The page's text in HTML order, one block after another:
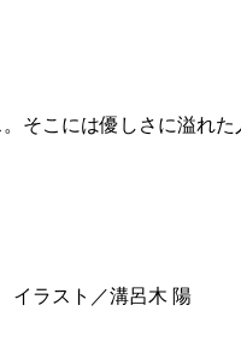
そこには優しさに溢れた
イラスト／溝呂木 陽